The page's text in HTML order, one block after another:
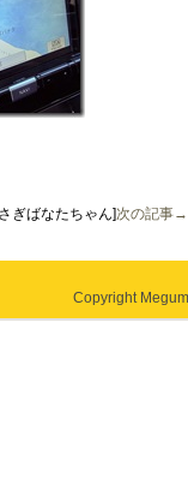
ぎばなたちゃん]次の記事→
Copyright